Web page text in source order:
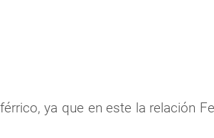
ya que en este la relación